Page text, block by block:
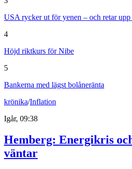
USA rycker ut för yenen – och retar upp
4
Höjd riktkurs för Nibe
5
Bankerna med lägst bolåneränta
krönika/Inflation
Igår, 09:38
Hemberg: Energikris
väntar